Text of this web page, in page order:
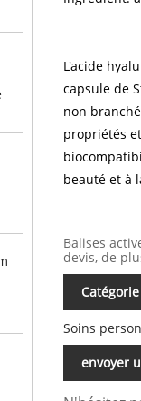
L'acide
capsule de
non
propriétés
beauté et à
Balises
devis, de
Soins
envoyer